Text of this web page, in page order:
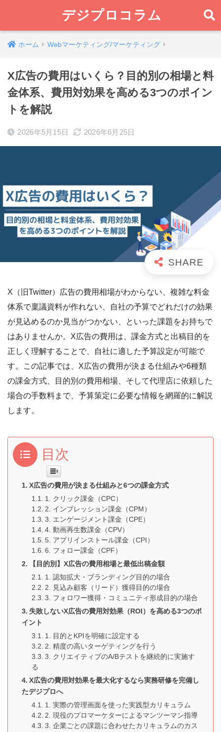
デジプロコラム
ホーム Webマーケティング/マーケティング
X広告の費用はいくら？目的別の相場と料
金体系、費用対効果を高める3つのポイン
トを解説
2026年5月15日 2026年6月25日
X（旧Twitter）広告の費用相場がわからない、複雑な料金
体系で稟議資料が作れない、自社の予算でどれだけの効果
が見込めるのか見当がつかない、といった課題をお持ちで
はありませんか。X広告の費用は、課金方式と出稿目的を
正しく理解することで、自社に適した予算設定が可能で
す。この記事では、X広告の費用が決まる仕組みや6種類
の課金方式、目的別の費用相場、そして代理店に依頼した
場合の手数料まで、予算策定に必要な情報を網羅的に解説
します。
目次
X広告の費用が決まる仕組みと6つの課金方式
1. クリック課金（CPC）
2. インプレッション課金（CPM）
3. エンゲージメント課金（CPE）
4. 動画再生数課金（CPV）
5. アプリインストール課金（CPI）
6. フォロー課金（CPF）
【目的別】X広告の費用相場と最低出稿金額
1. 認知拡大・ブランディング目的の場合
2. 見込み顧客（リード）獲得目的の場合
3. フォロワー獲得・コミュニティ形成目的の場合
失敗しないX広告の費用対効果（ROI）を高める3つのポ
イント
1. 目的とKPIを明確に設定する
2. 精度の高いターゲティングを行う
3. クリエイティブのA/Bテストを継続的に実施す
る
X広告の費用対効果を最大化するなら実務研修を完備し
たデジプロへ
1. 実際の管理画面を使った実践型カリキュラム
2. 現役のプロマーケターによるマンツーマン指導
3. 企業ごとの課題に合わせたカリキュラムのカス